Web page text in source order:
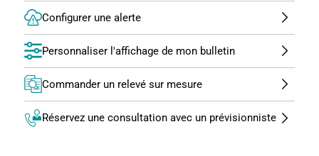
Configurer une alerte
Personnaliser l'affichage de mon bulletin
Commander un relevé sur mesure
Réservez une consultation avec un prévisionniste